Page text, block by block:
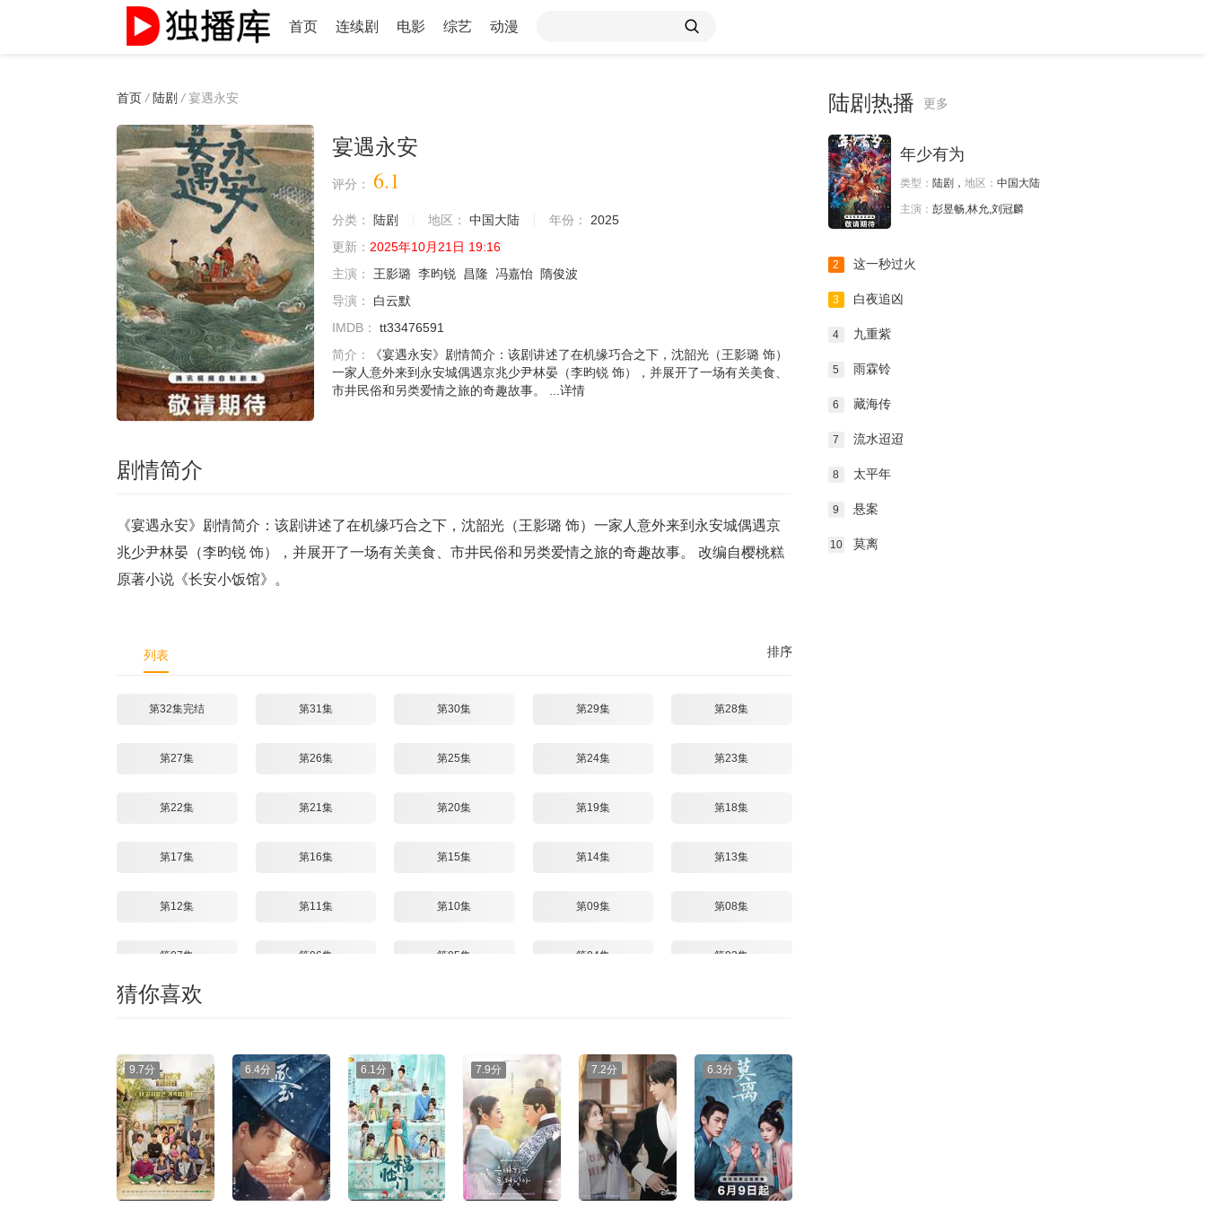
首页 连续剧 电影 综艺 动漫
首页 / 陆剧 / 宴遇永安
宴遇永安
评分： 6.1
分类： 陆剧 地区： 中国大陆 年份：
2025
更新： 2025年10月21日 19:16
主演：
王影璐 李昀锐 昌隆 冯嘉怡
隋俊波
导演：
白云默
IMDB：
tt33476591
简介：
《宴遇永安》剧情简介：该剧讲述了在机缘巧合之下，沈韶光（王影璐 饰）
一家人意外来到永安城偶遇京兆少尹林晏（李昀锐 饰），并展开了一场有关美食、
市井民俗和另类爱情之旅的奇趣故事。 ... 详情
剧情简介
《宴遇永安》剧情简介：该剧讲述了在机缘巧合之下，沈韶光（王影璐 饰）一家人意外来到永安城偶遇京
兆少尹林晏（李昀锐 饰），并展开了一场有关美食、市井民俗和另类爱情之旅的奇趣故事。 改编自樱桃糕
原著小说《长安小饭馆》。
排序
列表
第32集完结 第31集 第30集 第29集 第28集
第27集 第26集 第25集 第24集 第23集
第22集 第21集 第20集 第19集 第18集
第17集 第16集 第15集 第14集 第13集
第12集 第11集 第10集 第09集 第08集
第07集 第06集 第05集 第04集 第03集
第02集
猜你喜欢
9.7分 6.4分 6.1分 7.9分 7.2分 6.3分
陆剧热播 更多
年少有为
类型： 陆剧， 地区： 中国大陆
主演： 彭昱畅,林允,刘冠麟
2 这一秒过火
3 白夜追凶
4 九重紫
5 雨霖铃
6 藏海传
7 流水迢迢
8 太平年
9 悬案
10 莫离